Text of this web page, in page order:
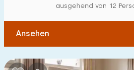
1 2
Zu öffentlichen Verkehrsmitteln
ausgehend von 12
Ansehen